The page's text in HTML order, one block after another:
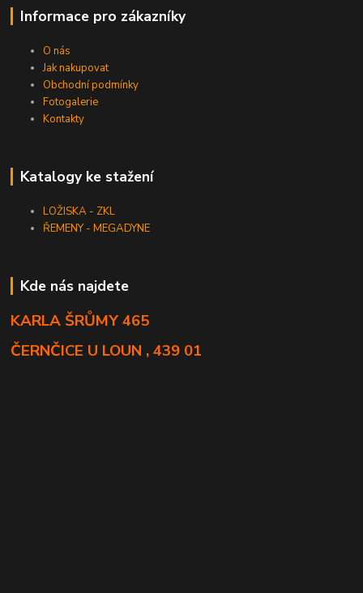
Informace pro zákazníky
O nás
Jak nakupovat
Obchodní podmínky
Fotogalerie
Kontakty
Katalogy ke stažení
LOŽISKA - ZKL
ŘEMENY - MEGADYNE
Kde nás najdete
KARLA ŠRŮMY 465
ČERNČICE U LOUN , 439 01